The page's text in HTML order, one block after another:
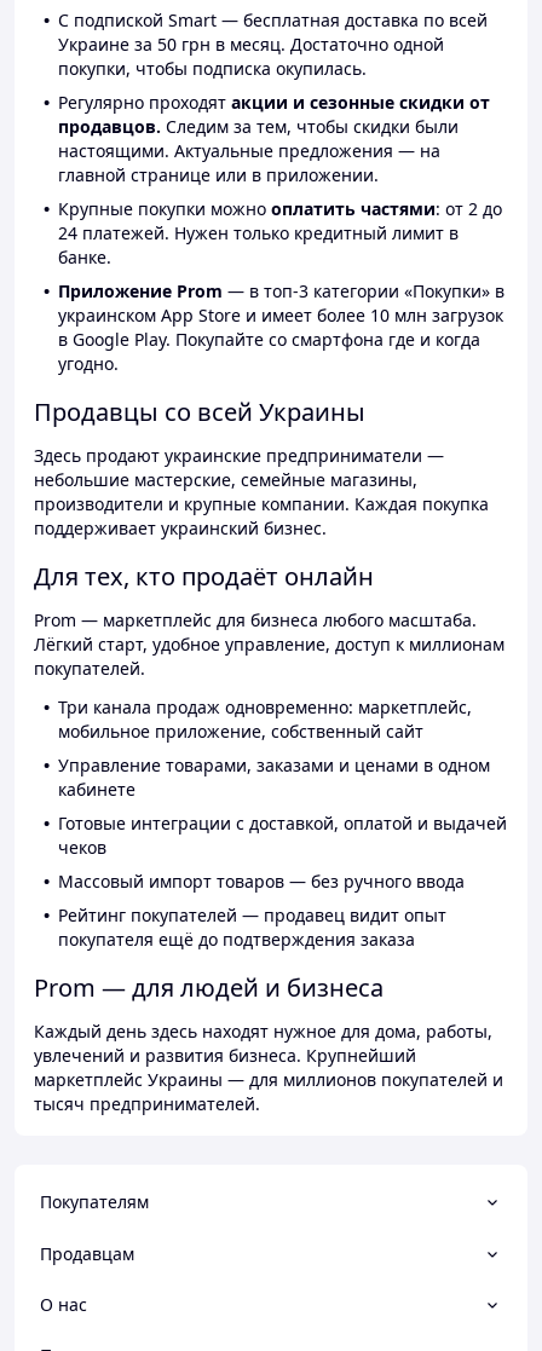
С подпиской Smart — бесплатная доставка по всей
Украине за 50 грн в месяц. Достаточно одной
покупки, чтобы подписка окупилась.
Регулярно проходят акции и сезонные скидки от
продавцов. Следим за тем, чтобы скидки были
настоящими. Актуальные предложения — на
главной странице или в приложении.
Крупные покупки можно оплатить частями: от 2 до
24 платежей. Нужен только кредитный лимит в
банке.
Приложение Prom — в топ-3 категории «Покупки» в
украинском App Store и имеет более 10 млн загрузок
в Google Play. Покупайте со смартфона где и когда
угодно.
Продавцы со всей Украины
Здесь продают украинские предприниматели —
небольшие мастерские, семейные магазины,
производители и крупные компании. Каждая покупка
поддерживает украинский бизнес.
Для тех, кто продаёт онлайн
Prom — маркетплейс для бизнеса любого масштаба.
Лёгкий старт, удобное управление, доступ к миллионам
покупателей.
Три канала продаж одновременно: маркетплейс,
мобильное приложение, собственный сайт
Управление товарами, заказами и ценами в одном
кабинете
Готовые интеграции с доставкой, оплатой и выдачей
чеков
Массовый импорт товаров — без ручного ввода
Рейтинг покупателей — продавец видит опыт
покупателя ещё до подтверждения заказа
Prom — для людей и бизнеса
Каждый день здесь находят нужное для дома, работы,
увлечений и развития бизнеса. Крупнейший
маркетплейс Украины — для миллионов покупателей и
тысяч предпринимателей.
Покупателям
Продавцам
О нас